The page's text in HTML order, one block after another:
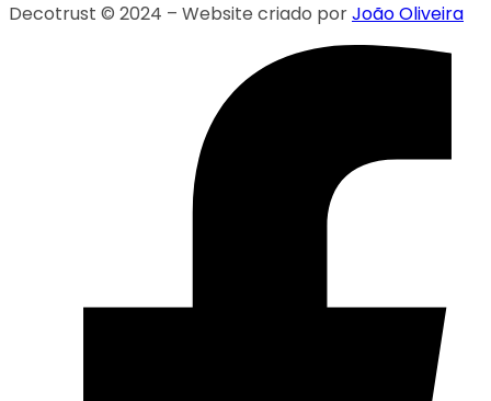
Decotrust © 2024 – Website criado porJoão Oliveira